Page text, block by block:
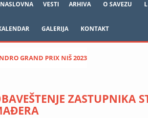
NASLOVNA VESTI ARHIVA O SAVEZU
GALERIJA KONTAKT
GRAND PRIX NIŠ 2023
ZASTUPNIKA